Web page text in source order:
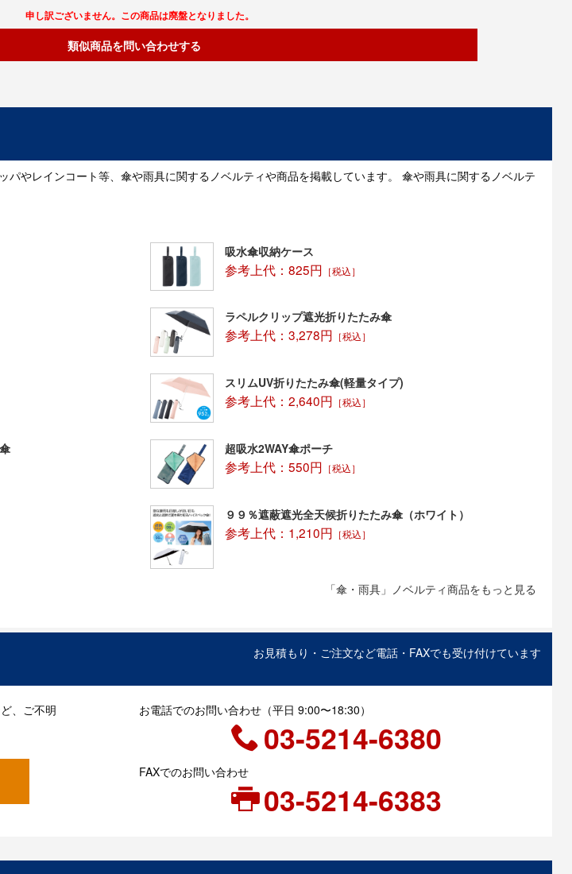
義されているようです。
で収納・保管するもの」と定義されています。
そんな定義があるのか！！と感じた方は、明日の話の小ネタとしてご使用ください。
とも定義されています。
その他にも、傘をひとまとめにして上から入れる形で自立するタイプを「筒形」、壁などに取
「車内対応!アンブレラケース」は使ってもらえれば宣伝効果を見込めるグッズになります。
是非ご検討ください。
申し訳ございません。この商品は廃盤となりました。
類似商品を問い合わせする
パやレインコート等、傘や雨具に関するノベルティや商品を掲載しています。 傘や雨具に関するノベルテ
吸水傘収納ケース
参考上代：825円 ［税込］
ラペルクリップ遮光折りたたみ傘
参考上代：3,278円 ［税込］
スリムUV折りたたみ傘(軽量タイプ)
参考上代：2,640円 ［税込］
超吸水2WAY傘ポーチ
参考上代：550円 ［税込］
９９％遮蔽遮光全天候折りたたみ傘（ホワイト）
参考上代：1,210円 ［税込］
「傘・雨具」ノベルティ商品をもっと見る
お見積もり・ご注文など電話・FAXでも受け付けています
、ご不明
お電話でのお問い合わせ（平日 9:00〜18:30）
03-5214-6380
FAXでのお問い合わせ
03-5214-6383